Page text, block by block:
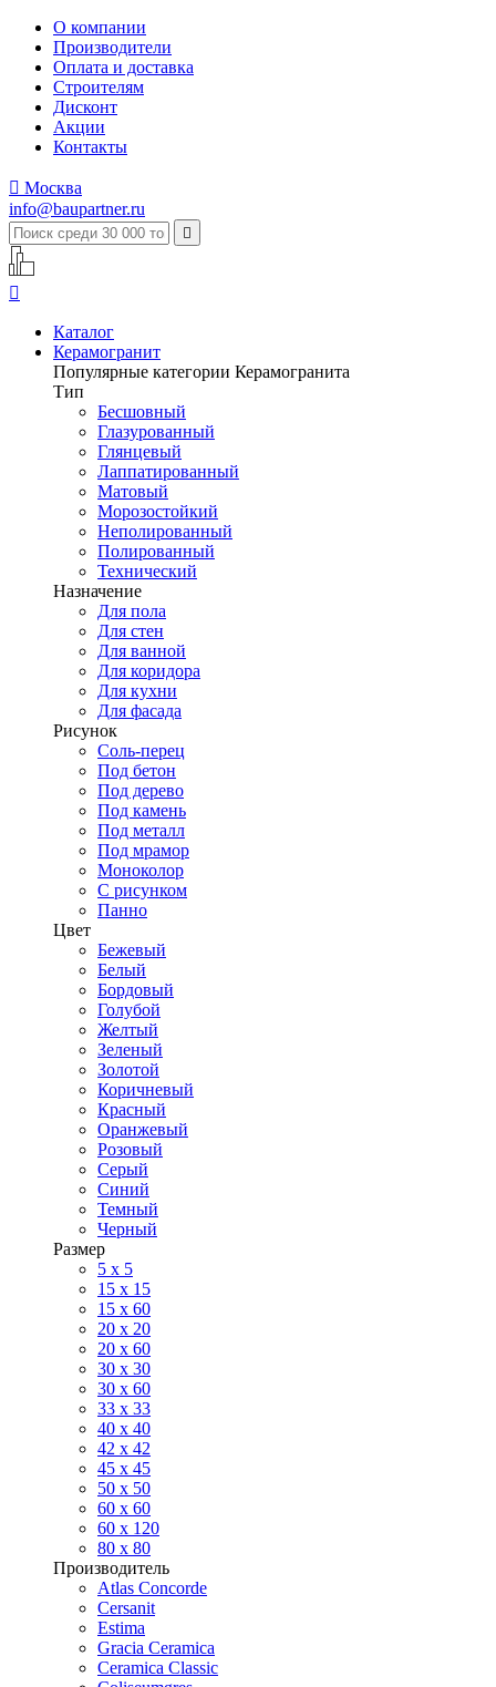
О компании
Производители
Оплата и доставка
Строителям
Дисконт
Акции
Контакты
 Москва
info@baupartner.ru


Каталог
Керамогранит
Популярные категории Керамогранита
Тип
Бесшовный
Глазурованный
Глянцевый
Лаппатированный
Матовый
Морозостойкий
Неполированный
Полированный
Технический
Назначение
Для пола
Для стен
Для ванной
Для коридора
Для кухни
Для фасада
Рисунок
Соль-перец
Под бетон
Под дерево
Под камень
Под металл
Под мрамор
Моноколор
С рисунком
Панно
Цвет
Бежевый
Белый
Бордовый
Голубой
Желтый
Зеленый
Золотой
Коричневый
Красный
Оранжевый
Розовый
Серый
Синий
Темный
Черный
Размер
5 x 5
15 x 15
15 x 60
20 х 20
20 x 60
30 х 30
30 x 60
33 x 33
40 х 40
42 x 42
45 x 45
50 x 50
60 х 60
60 x 120
80 x 80
Производитель
Atlas Concorde
Cersanit
Estima
Gracia Ceramica
Ceramica Classic